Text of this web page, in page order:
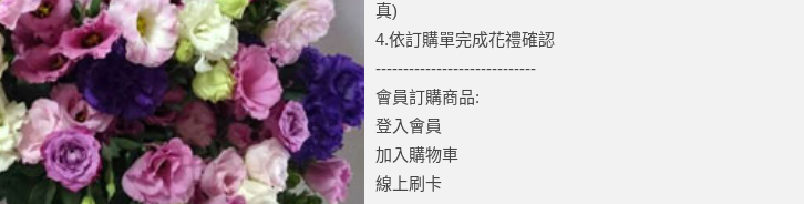
真)
4.依訂購單完成花禮確認
-----------------------------
會員訂購商品:
登入會員
加入購物車
線上刷卡